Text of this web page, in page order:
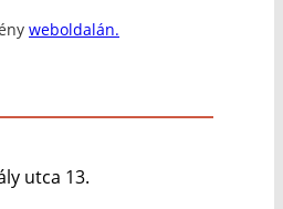
weboldalán.
utca 13.